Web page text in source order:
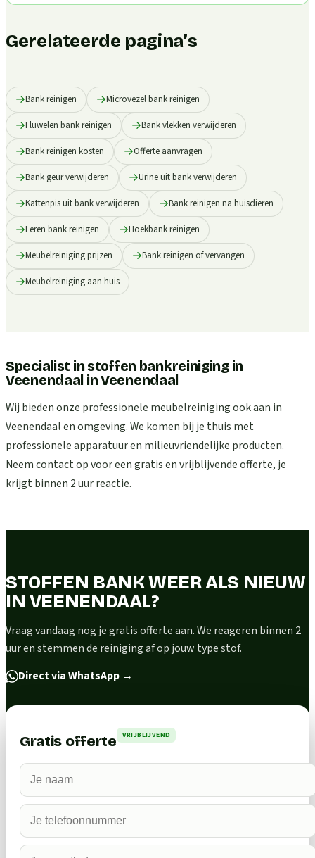
Gerelateerde pagina’s
Bank reinigen Microvezel bank reinigen
Fluwelen bank reinigen Bank vlekken verwijderen
Bank reinigen kosten Offerte aanvragen
Bank geur verwijderen Urine uit bank verwijderen
Kattenpis uit bank verwijderen Bank reinigen na huisdieren
Leren bank reinigen Hoekbank reinigen
Meubelreiniging prijzen Bank reinigen of vervangen
Meubelreiniging aan huis
Specialist in stoffen bankreiniging in
Veenendaal inVeenendaal
Wij bieden onze professionele meubelreiniging ook aan in
Veenendaal en omgeving. We komen bij je thuis met
professionele apparatuur en milieuvriendelijke producten.
Neem contact op voor een gratis en vrijblijvende offerte, je
krijgt binnen 2 uur reactie.
STOFFEN BANK WEER ALS NIEUW
IN VEENENDAAL?
Vraag vandaag nog je gratis offerte aan. We reageren binnen 2
uur en stemmen de reiniging af op jouw type stof.
Direct via WhatsApp →
Gratis offerte VRIJBLIJVEND